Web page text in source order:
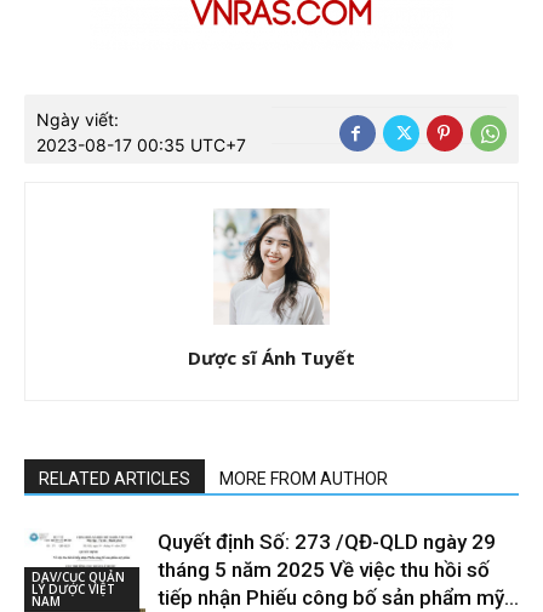
Ngày viết:
2023-08-17 00:35 UTC+7
Dược sĩ Ánh Tuyết
RELATED ARTICLES MORE FROM AUTHOR
DAV/CỤC QUẢN
LÝ DƯỢC VIỆT
NAM
Quyết định Số: 273 /QĐ-QLD ngày 29
tháng 5 năm 2025 Về việc thu hồi số
tiếp nhận Phiếu công bố sản phẩm mỹ...